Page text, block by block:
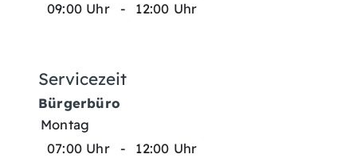
09:00 Uhr
- 12:00 Uhr
Servicezeit
Bürgerbüro
Montag
07:00 Uhr
-
12:00 Uhr